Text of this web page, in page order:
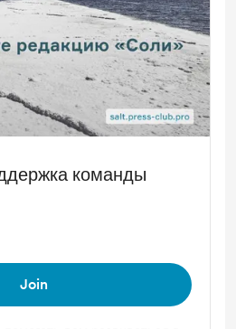
команды
Join